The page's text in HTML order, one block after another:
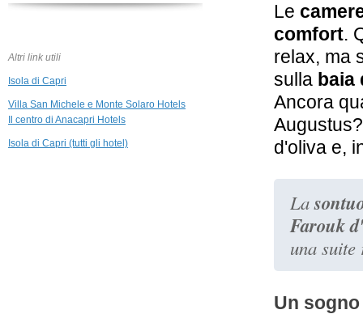
Le
comfort.
relax, ma
sulla baia
Ancora
d'oliva e,
La
Farouk
una
Un
Al Mulino
Anacapri
Altri link utili
Isola di Capri
Villa San Michele e Monte Solaro Hotels
Il centro di Anacapri Hotels
Isola di Capri (tutti gli hotel)